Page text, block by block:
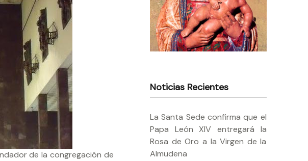
de la congregación de
Noticias Recientes
La Santa Sede confirma que el
Papa León XIV entregará la
Rosa de Oro a la Virgen de la
Almudena